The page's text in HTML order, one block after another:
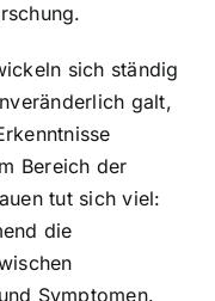
sich ständig
galt,
Bereich der
tut sich viel:
die
Symptomen.